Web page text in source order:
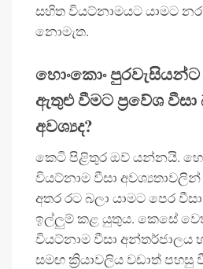
සහිත වියට්නාමයට යාමට
නොමැත.
හොංකොං
ඇතුළු වීමට ප්‍රවේශ
අවශ්‍යද?
කෙටි පිළිතුර ඔව් යන්නයි.
වියට්නාම වීසා
අතර රට බලා යාමට පෙර
ඉල්ලුම් කළ යුතුය. කෙසේ
වියට්නාම වීසා අන්තර්ජාලය
සමඟ ක්‍රියාවලිය වඩාත් පහසු